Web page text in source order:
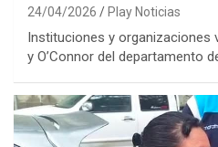
24/04/2026 Play Noticias
Instituciones y organizaciones
y O’Connor del departamento